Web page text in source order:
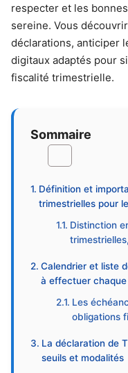
respecter et les
sereine. Vous
déclarations, anticiper
digitaux adaptés pour
fiscalité trimestrielle.
Sommaire
Définition et
trimestrielles pour
Distinction
Calendrier et liste
à effectuer
Les
obligations
La déclaration de
seuils et modalités